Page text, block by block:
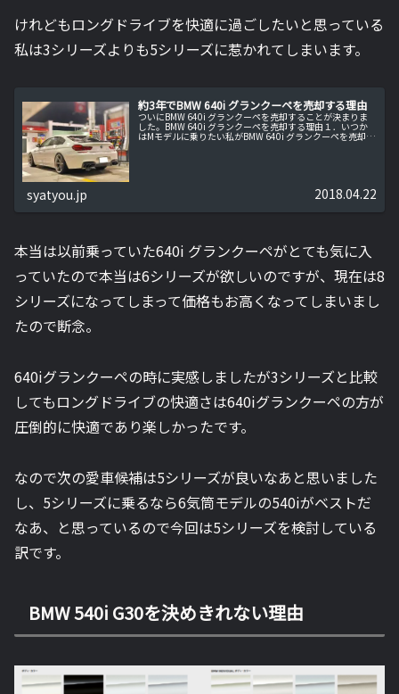
けれどもロングドライブを快適に過ごしたいと思っている
私は3シリーズよりも5シリーズに惹かれてしまいます。
約3年でBMW 640i グランクーペを売却する理由
ついにBMW 640i グランクーペを売却することが決まりま
した。BMW 640i グランクーペを売却する理由１．いつか
はMモデルに乗りたい私がBMW 640i グランクーペを売却す
る理由はいくつかありますが、そのひとつがもちろんBMW
syatyou.jp 2018.04.22
本当は以前乗っていた640i グランクーペがとても気に入
っていたので本当は6シリーズが欲しいのですが、現在は8
シリーズになってしまって価格もお高くなってしまいまし
たので断念。
640iグランクーペの時に実感しましたが3シリーズと比較
してもロングドライブの快適さは640iグランクーペの方が
圧倒的に快適であり楽しかったです。
なので次の愛車候補は5シリーズが良いなあと思いました
し、5シリーズに乗るなら6気筒モデルの540iがベストだ
なあ、と思っているので今回は5シリーズを検討している
訳です。
BMW 540i G30を決めきれない理由